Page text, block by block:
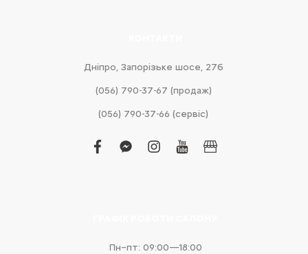
Дніпро, Запорізьке шосе, 27б
(056) 790-37-67 (продаж)
(056) 790-37-66 (сервіс)
facebook
facebook-
instagram
youtubebusiness
Пн–пт: 09:00—18:00